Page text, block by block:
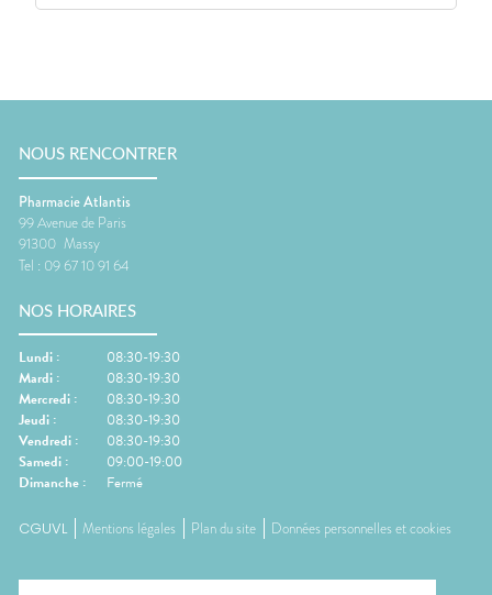
NOUS RENCONTRER
Pharmacie Atlantis
99 Avenue de Paris
91300 Massy
Tel : 09 67 10 91 64
NOS HORAIRES
Lundi :
08:30-19:30
Mardi :
08:30-19:30
Mercredi :
08:30-19:30
Jeudi :
08:30-19:30
Vendredi :
08:30-19:30
Samedi :
09:00-19:00
Dimanche : Fermé
CGUVL Mentions légales Plan du site Données personnelles et cookies